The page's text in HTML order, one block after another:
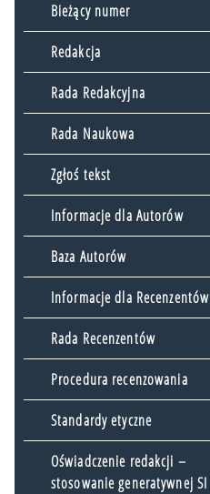
Bieżący numer
Redakcja
Rada Redakcyjna
Rada Naukowa
Zgłoś tekst
Informacje dla Autorów
Baza Autorów
Informacje dla Recenzentów
Rada Recenzentów
Procedura recenzowania
Standardy etyczne
Oświadczenie redakcji –
stosowanie generatywnej SI